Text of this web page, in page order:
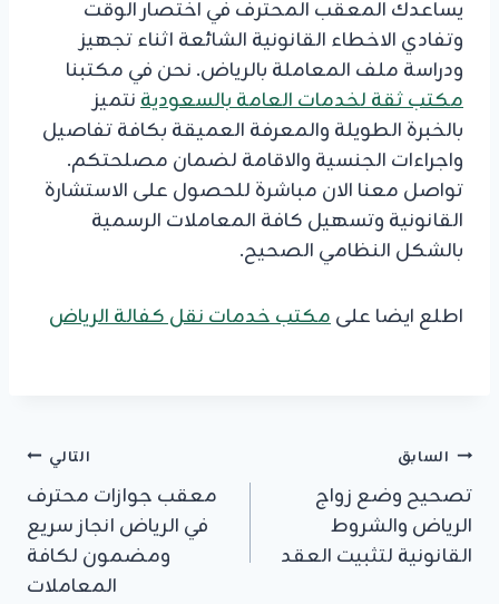
يساعدك المعقب المحترف في اختصار الوقت
وتفادي الاخطاء القانونية الشائعة اثناء تجهيز
ودراسة ملف المعاملة بالرياض. نحن في مكتبنا
مكتب ثقة لخدمات العامة بالسعوديةنتميز
بالخبرة الطويلة والمعرفة العميقة بكافة تفاصيل
واجراءات الجنسية والاقامة لضمان مصلحتكم.
تواصل معنا الان مباشرة للحصول على الاستشارة
القانونية وتسهيل كافة المعاملات الرسمية
بالشكل النظامي الصحيح.
اطلع ايضا علىمكتب خدمات نقل كفالة الرياض
تصفّح
المقالات
السابق
تصحيح وضع زواج
الرياض والشروط
القانونية لتثبيت العقد
التالي
معقب جوازات محترف
في الرياض انجاز سريع
ومضمون لكافة
المعاملات